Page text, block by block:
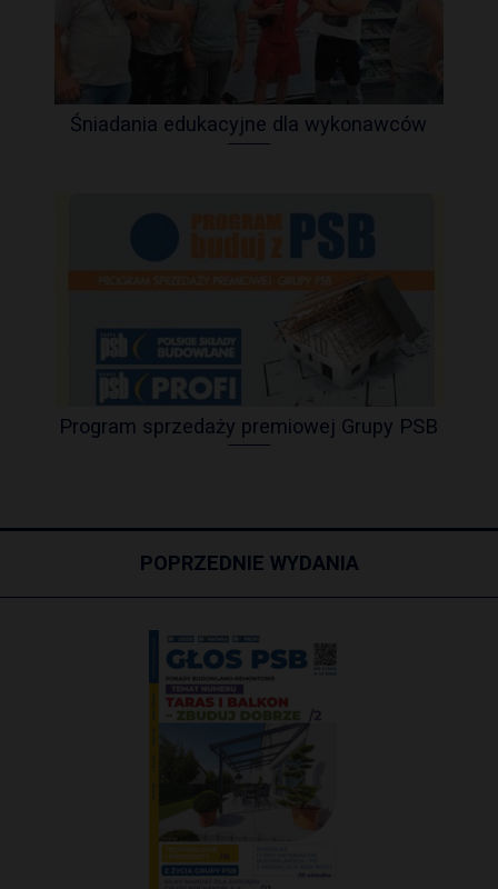
Śniadania edukacyjne dla wykonawców
Program sprzedaży premiowej Grupy PSB
POPRZEDNIE WYDANIA